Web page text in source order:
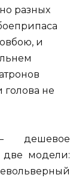
разных
и
голова не
дешевое
две модели: